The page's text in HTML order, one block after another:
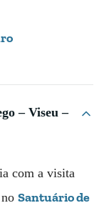
– Viseu –
com a visita
Santuário de